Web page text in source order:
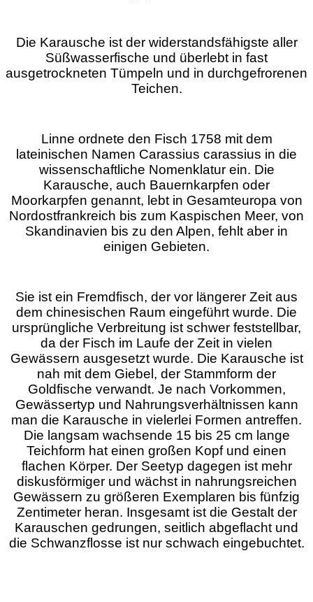
Die Karausche ist der widerstandsfähigste aller
Süßwasserfische und überlebt in fast
ausgetrockneten Tümpeln und in durchgefrorenen
Teichen.
Linne ordnete den Fisch 1758 mit dem
lateinischen Namen Carassius carassius in die
wissenschaftliche Nomenklatur ein. Die
Karausche, auch Bauernkarpfen oder
Moorkarpfen genannt, lebt in Gesamteuropa von
Nordostfrankreich bis zum Kaspischen Meer, von
Skandinavien bis zu den Alpen, fehlt aber in
einigen Gebieten.
Sie ist ein Fremdfisch, der vor längerer Zeit aus
dem chinesischen Raum eingeführt wurde. Die
ursprüngliche Verbreitung ist schwer feststellbar,
da der Fisch im Laufe der Zeit in vielen
Gewässern ausgesetzt wurde. Die Karausche ist
nah mit dem Giebel, der Stammform der
Goldfische verwandt. Je nach Vorkommen,
Gewässertyp und Nahrungsverhältnissen kann
man die Karausche in vielerlei Formen antreffen.
Die langsam wachsende 15 bis 25 cm lange
Teichform hat einen großen Kopf und einen
flachen Körper. Der Seetyp dagegen ist mehr
diskusförmiger und wächst in nahrungsreichen
Gewässern zu größeren Exemplaren bis fünfzig
Zentimeter heran. Insgesamt ist die Gestalt der
Karauschen gedrungen, seitlich abgeflacht und
die Schwanzflosse ist nur schwach eingebuchtet.